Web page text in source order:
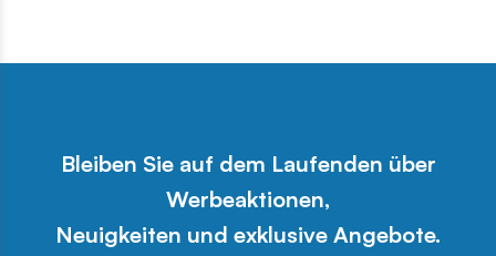
Bleiben Sie auf dem Laufenden über
Werbeaktionen,
Neuigkeiten und exklusive Angebote.